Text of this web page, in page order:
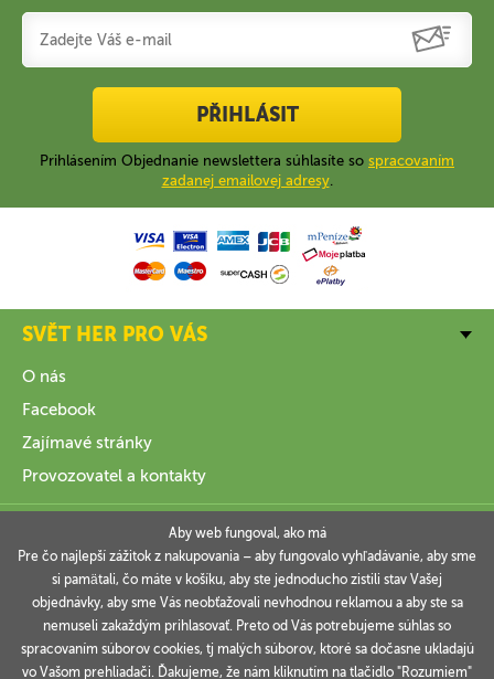
PŘIHLÁSIT
Prihlásením Objednanie newslettera súhlasíte so spracovaním
zadanej emailovej adresy.
SVĚT HER PRO VÁS
O nás
Facebook
Zajímavé stránky
Provozovatel a kontakty
INFORMACE
VAŠE OBJEDNÁVKY
Aby web fungoval, ako má
Pre čo najlepší zážitok z nakupovania – aby fungovalo vyhľadávanie, aby sme
si pamätali, čo máte v košíku, aby ste jednoducho zistili stav Vašej
objednávky, aby sme Vás neobťažovali nevhodnou reklamou a aby ste sa
nemuseli zakaždým prihlasovať. Preto od Vás potrebujeme súhlas so
spracovaním súborov cookies, tj malých súborov, ktoré sa dočasne ukladajú
vo Vašom prehliadači. Ďakujeme, že nám kliknutím na tlačidlo "Rozumiem"